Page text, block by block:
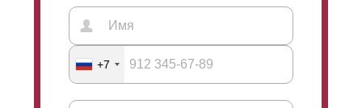
образуются сколы и царапины, устойчиво к
выцветанию на солнце и пожаробезопасное. Кстати,
именно благодаря таким характеристикам
полимерно-порошковое покрытие принято
использовать для окрашивания автомобилей и
+7